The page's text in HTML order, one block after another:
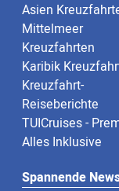
Asien
Mittelmeer
Kreuzfahrten
Karibik
Kreuzfahrt-
Reiseberichte
TUICruises -
Alles Inklusive
Spannende